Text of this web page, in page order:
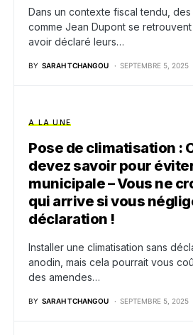
Dans un contexte fiscal tendu,
comme Jean Dupont se
avoir déclaré leurs…
BY SARAH TCHANGOU SEPTEMBRE 5, 2025
A LA UNE
Pose de climatisation :
devez savoir pour
municipale – Vous ne
qui arrive si vous
déclaration !
Installer une climatisation sans
anodin, mais cela pourrait vous
des amendes…
BY SARAH TCHANGOU SEPTEMBRE 5, 2025